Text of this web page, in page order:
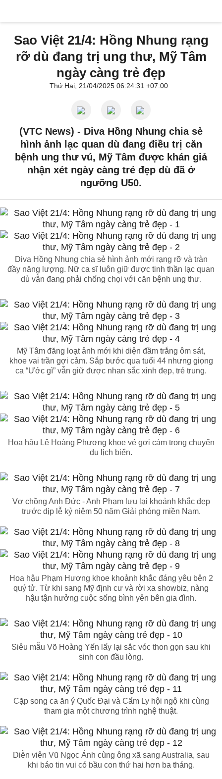
Sao Việt 21/4: Hồng Nhung rạng
rỡ dù đang trị ung thư, Mỹ Tâm
ngày càng trẻ đẹp
Thứ Hai, 21/04/2025 06:24:31 +07:00
(VTC News) - Diva Hồng Nhung chia sẻ
hình ảnh lạc quan dù đang điều trị căn
bệnh ung thư vú, Mỹ Tâm được khán giả
nhận xét ngày càng trẻ đẹp dù đã ở
ngưỡng U50.
Diva Hồng Nhung chia sẻ hình ảnh mới rạng rỡ và tràn
đầy năng lượng. Nữ ca sĩ luôn giữ được tinh thần lạc quan
dù vẫn đang phải chống chọi với căn bệnh ung thư.
Mỹ Tâm đăng loạt ảnh mới khi diện đầm trắng ôm sát,
khoe vai trần gợi cảm. Sắp bước qua tuổi 44 nhưng giọng
ca “Ước gì” vẫn giữ được nhan sắc xinh đẹp, trẻ trung.
Hoa hậu Lê Hoàng Phương khoe vẻ gợi cảm trong chuyến
du lịch biển.
Vợ chồng Anh Đức - Anh Phạm lưu lại khoảnh khắc đẹp
trước dịp lễ kỷ niệm 50 năm Giải phóng miền Nam.
Hoa hậu Phạm Hương khoe khoảnh khắc đáng yêu bên 2
quý tử. Từ khi sang Mỹ định cư và rời xa showbiz, nàng
hậu tận hưởng cuộc sống bình yên bên gia đình.
Siêu mẫu Võ Hoàng Yến lấy lại sắc vóc thon gọn sau khi
sinh con đầu lòng.
Cặp song ca ăn ý Quốc Đại và Cẩm Ly hội ngộ khi cùng
tham gia một chương trình nghệ thuật.
Diễn viên Vũ Ngọc Ánh cùng ông xã sang Australia, sau
khi báo tin vui có bầu con thứ hai hơn ba tháng.